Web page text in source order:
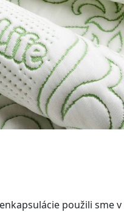
použili sme v